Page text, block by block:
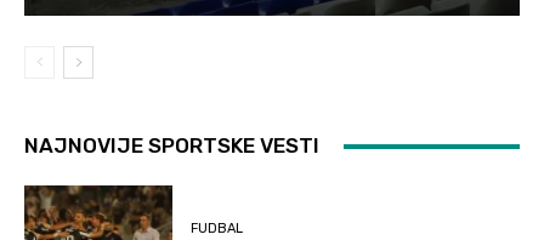
NAJNOVIJE SPORTSKE VESTI
FUDBAL